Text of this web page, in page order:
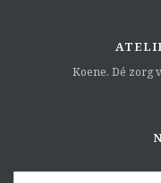
Koene. Dé zorg